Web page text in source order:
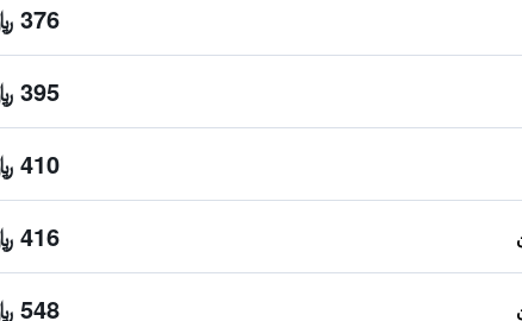
376 ﷼
395 ﷼
410 ﷼
416 ﷼
548 ﷼